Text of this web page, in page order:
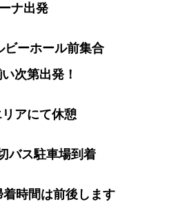
ナ出発
ビーホール前集合
第出発！
にて休憩
バス駐車場到着
時間は前後します